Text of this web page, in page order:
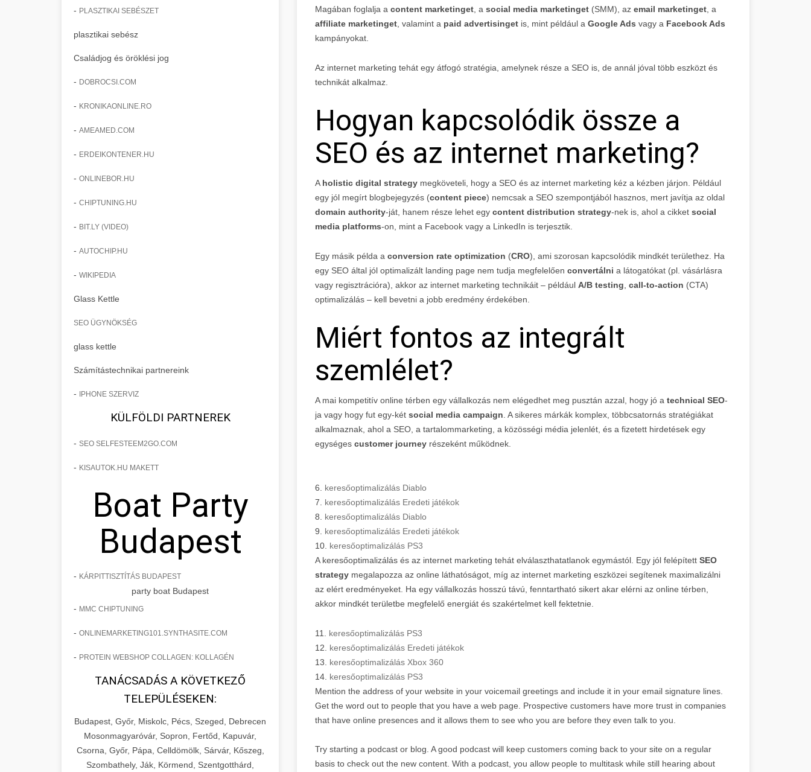
- PLASZTIKAI SEBÉSZET
plasztikai sebész
Családjog és öröklési jog
- DOBROCSI.COM
- KRONIKAONLINE.RO
- AMEAMED.COM
- ERDEIKONTENER.HU
- ONLINEBOR.HU
- CHIPTUNING.HU
- BIT.LY (VIDEO)
- AUTOCHIP.HU
- WIKIPEDIA
Glass Kettle
SEO ÜGYNÖKSÉG
glass kettle
Számítástechnikai partnereink
- IPHONE SZERVIZ
KÜLFÖLDI PARTNEREK
- SEO SELFESTEEM2GO.COM
- KISAUTOK.HU MAKETT
Boat Party
Budapest
- KÁRPITTISZTÍTÁS BUDAPEST
party boat Budapest
- MMC CHIPTUNING
- ONLINEMARKETING101.SYNTHASITE.COM
- PROTEIN WEBSHOP COLLAGEN: KOLLAGÉN
TANÁCSADÁS A KÖVETKEZŐ
TELEPÜLÉSEKEN:
Budapest, Győr, Miskolc, Pécs, Szeged, Debrecen
Mosonmagyaróvár, Sopron, Fertőd, Kapuvár,
Csorna, Győr, Pápa, Celldömölk, Sárvár, Kőszeg,
Szombathely, Ják, Körmend, Szentgotthárd,
Magában foglalja a content marketinget , a social media marketinget (SMM), az email marketinget , a
affiliate marketinget , valamint a paid advertisinget is, mint például a Google Ads vagy a Facebook Ads
kampányokat.
Az internet marketing tehát egy átfogó stratégia, amelynek része a SEO is, de annál jóval több eszközt és
technikát alkalmaz.
Hogyan kapcsolódik össze a
SEO és az internet marketing?
A holistic digital strategy megköveteli, hogy a SEO és az internet marketing kéz a kézben járjon. Például
egy jól megírt blogbejegyzés (content piece) nemcsak a SEO szempontjából hasznos, mert javítja az oldal
domain authority-ját, hanem része lehet egy content distribution strategy-nek is, ahol a cikket social
media platforms-on, mint a Facebook vagy a LinkedIn is terjesztik.
Egy másik példa a conversion rate optimization (CRO), ami szorosan kapcsolódik mindkét területhez. Ha
egy SEO által jól optimalizált landing page nem tudja megfelelően convertálni a látogatókat (pl. vásárlásra
vagy regisztrációra), akkor az internet marketing technikáit – például A/B testing call-to-action (CTA)
optimalizálás – kell bevetni a jobb eredmény érdekében.
Miért fontos az integrált
szemlélet?
A mai kompetitív online térben egy vállalkozás nem elégedhet meg pusztán azzal, hogy jó a technical SEO-
ja vagy hogy fut egy-két social media campaign . A sikeres márkák komplex, többcsatornás stratégiákat
alkalmaznak, ahol a SEO, a tartalommarketing, a közösségi média jelenlét, és a fizetett hirdetések egy
egységes customer journey részeként működnek.
6. keresőoptimalizálás Diablo
7. keresőoptimalizálás Eredeti játékok
8. keresőoptimalizálás Diablo
9. keresőoptimalizálás Eredeti játékok
10. keresőoptimalizálás PS3
A keresőoptimalizálás és az internet marketing tehát elválaszthatatlanok egymástól. Egy jól felépített SEO
strategy megalapozza az online láthatóságot, míg az internet marketing eszközei segítenek maximalizálni
az elért eredményeket. Ha egy vállalkozás hosszú távú, fenntartható sikert akar elérni az online térben,
akkor mindkét területbe megfelelő energiát és szakértelmet kell fektetnie.
11. keresőoptimalizálás PS3
12. keresőoptimalizálás Eredeti játékok
13. keresőoptimalizálás Xbox 360
14. keresőoptimalizálás PS3
Mention the address of your website in your voicemail greetings and include it in your email signature lines.
Get the word out to people that you have a web page. Prospective customers have more trust in companies
that have online presences and it allows them to see who you are before they even talk to you.
Try starting a podcast or blog. A good podcast will keep customers coming back to your site on a regular
basis to check out the new content. With a podcast, you allow people to multitask while still hearing about